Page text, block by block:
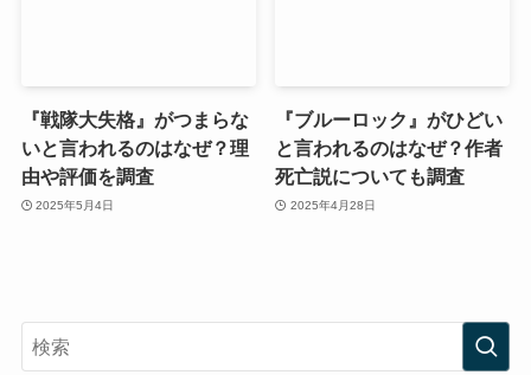
『戦隊大失格』がつまらな
いと言われるのはなぜ？理
由や評価を調査
2025年5月4日
『ブルーロック』がひどい
と言われるのはなぜ？作者
死亡説についても調査
2025年4月28日